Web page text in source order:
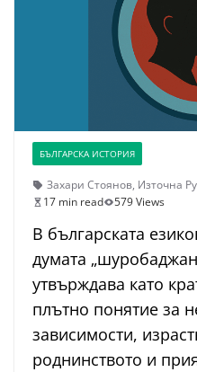
БЪЛГАРСКА ИСТОРИЯ
Захари Стоянов, Източна
17 min read
579 Views
В българската
думата
утвърждава като
плътно понятие за
зависимости,
роднинството и